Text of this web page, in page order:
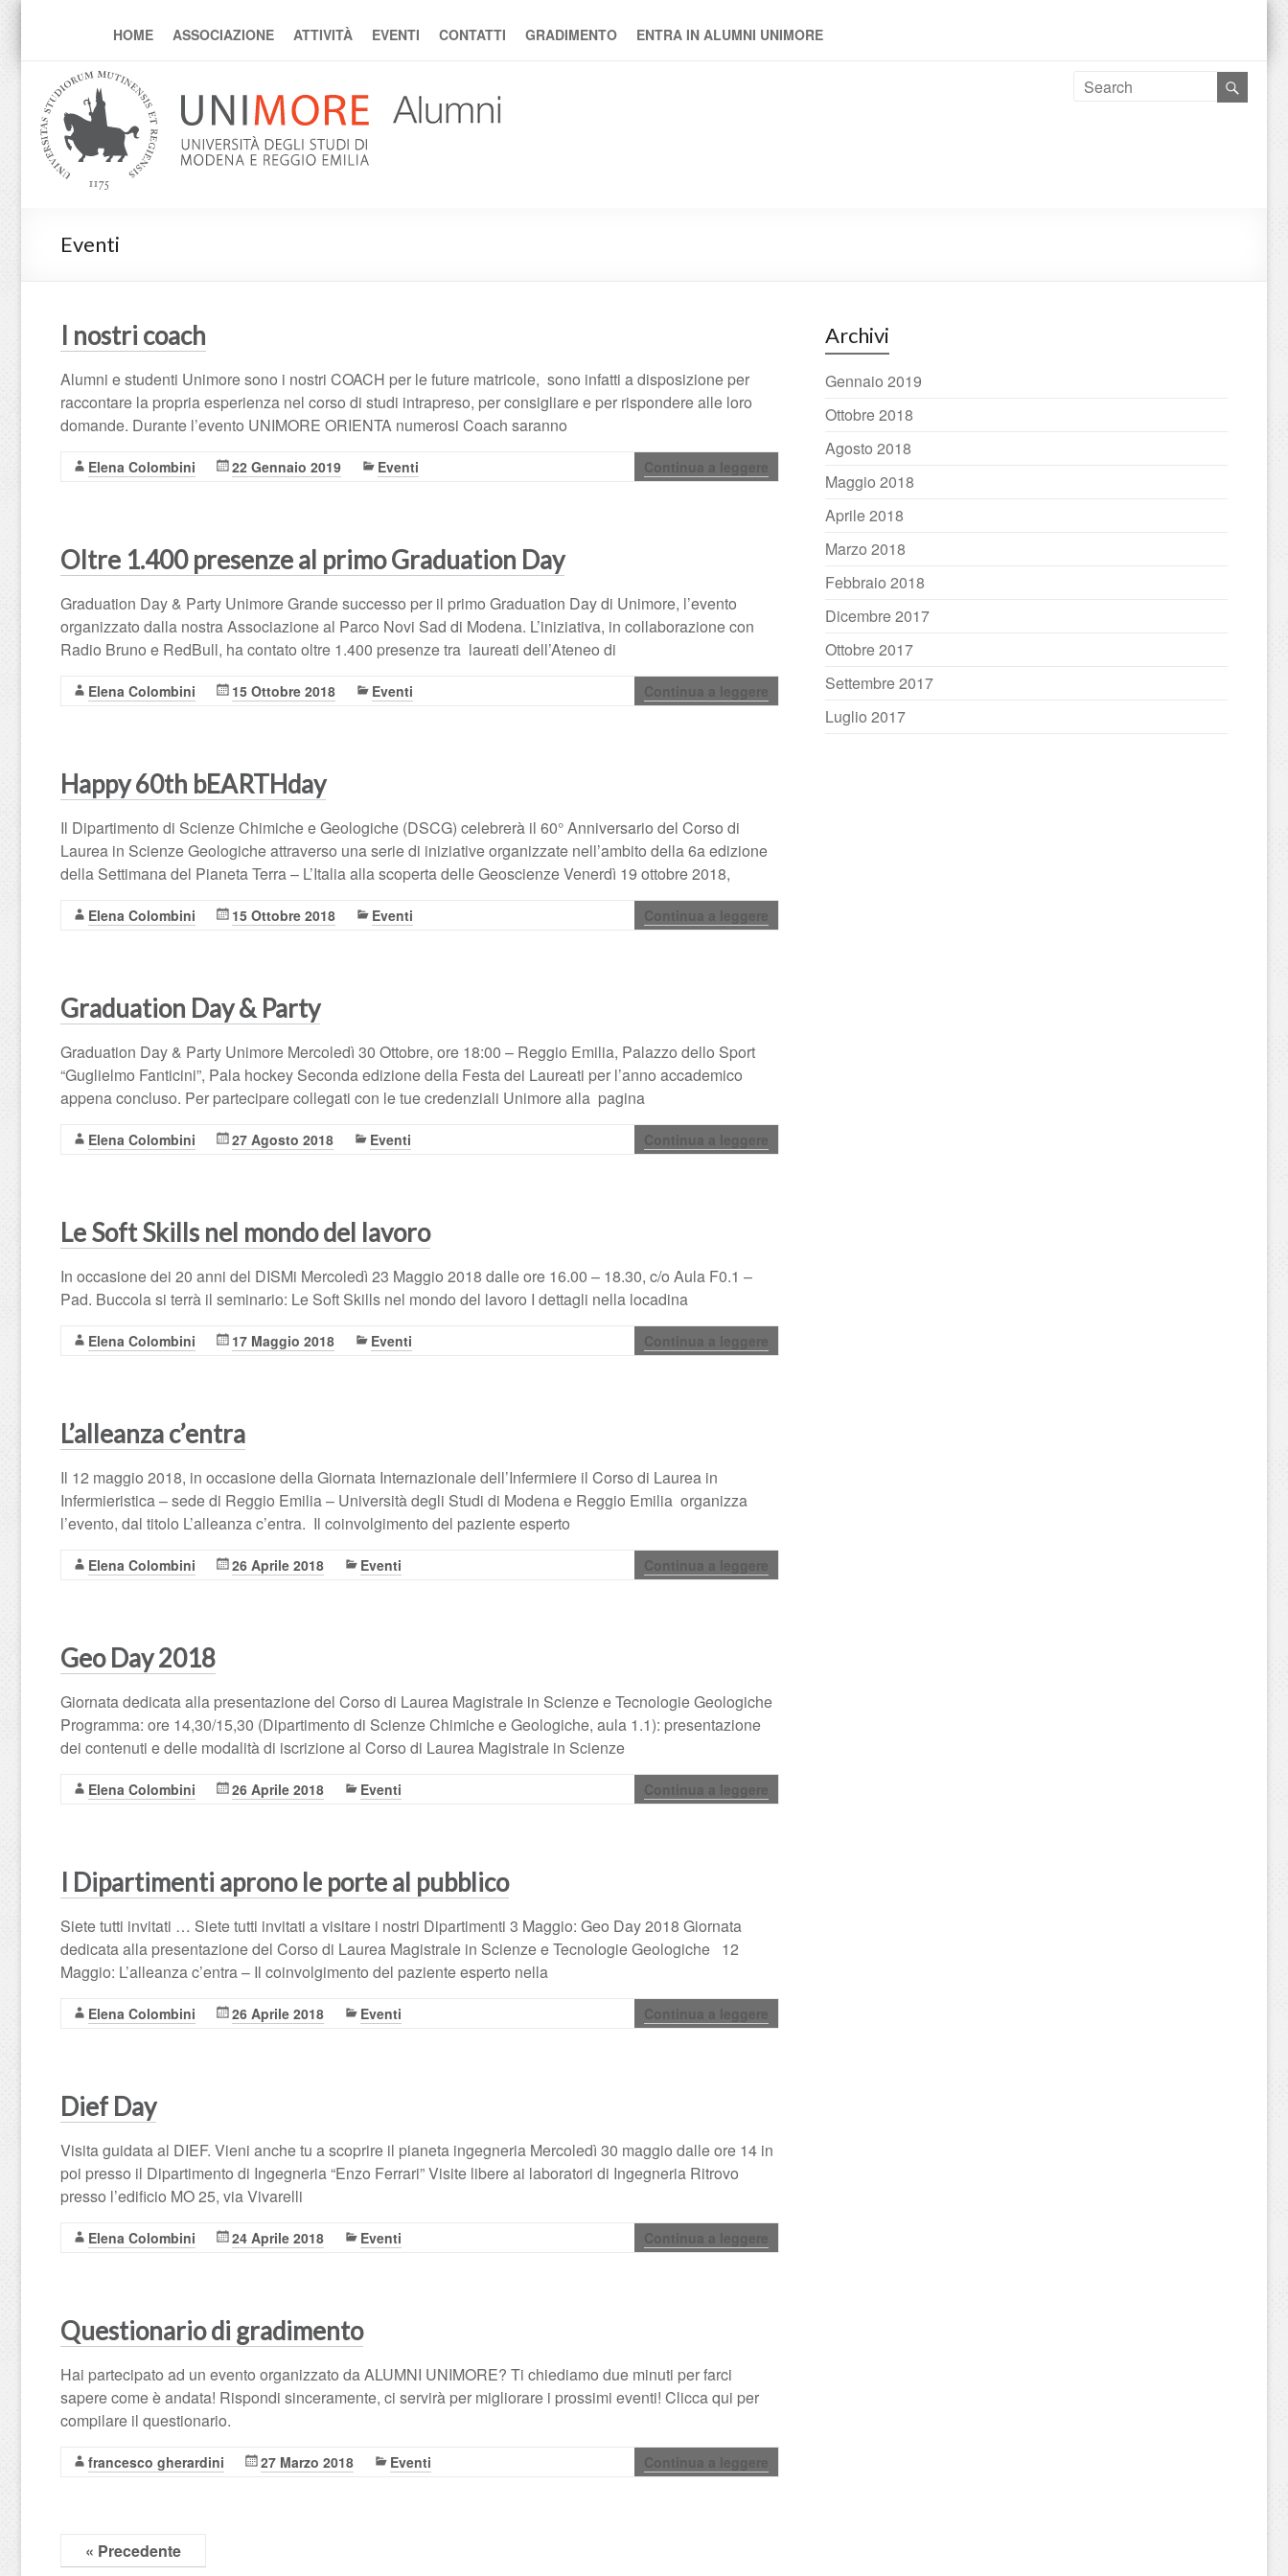
alumni
HOME ASSOCIAZIONE ATTIVITÀ EVENTI CONTATTI GRADIMENTO ENTRA IN ALUMNI UNIMORE
Eventi
I nostri coach
Alumni e studenti Unimore sono i nostri COACH per le future matricole, sono infatti a disposizione per
raccontare la propria esperienza nel corso di studi intrapreso, per consigliare e per rispondere alle loro
domande. Durante l’evento UNIMORE ORIENTA numerosi Coach saranno
Elena Colombini 22 Gennaio 2019 Eventi Continua a leggere
Oltre 1.400 presenze al primo Graduation Day
Graduation Day & Party Unimore Grande successo per il primo Graduation Day di Unimore, l’evento
organizzato dalla nostra Associazione al Parco Novi Sad di Modena. L’iniziativa, in collaborazione con
Radio Bruno e RedBull, ha contato oltre 1.400 presenze tra laureati dell’Ateneo di
Elena Colombini 15 Ottobre 2018 Eventi Continua a leggere
Happy 60th bEARTHday
Il Dipartimento di Scienze Chimiche e Geologiche (DSCG) celebrerà il 60° Anniversario del Corso di
Laurea in Scienze Geologiche attraverso una serie di iniziative organizzate nell’ambito della 6a edizione
della Settimana del Pianeta Terra – L’Italia alla scoperta delle Geoscienze Venerdì 19 ottobre 2018,
Elena Colombini 15 Ottobre 2018 Eventi Continua a leggere
Graduation Day & Party
Graduation Day & Party Unimore Mercoledì 30 Ottobre, ore 18:00 – Reggio Emilia, Palazzo dello Sport
“Guglielmo Fanticini”, Pala hockey Seconda edizione della Festa dei Laureati per l’anno accademico
appena concluso. Per partecipare collegati con le tue credenziali Unimore alla pagina
Elena Colombini 27 Agosto 2018 Eventi Continua a leggere
Le Soft Skills nel mondo del lavoro
In occasione dei 20 anni del DISMi Mercoledì 23 Maggio 2018 dalle ore 16.00 – 18.30, c/o Aula F0.1 –
Pad. Buccola si terrà il seminario: Le Soft Skills nel mondo del lavoro I dettagli nella locadina
Elena Colombini 17 Maggio 2018 Eventi Continua a leggere
L’alleanza c’entra
Il 12 maggio 2018, in occasione della Giornata Internazionale dell’Infermiere il Corso di Laurea in
Infermieristica – sede di Reggio Emilia – Università degli Studi di Modena e Reggio Emilia organizza
l’evento, dal titolo L’alleanza c’entra. Il coinvolgimento del paziente esperto
Elena Colombini 26 Aprile 2018 Eventi Continua a leggere
Geo Day 2018
Giornata dedicata alla presentazione del Corso di Laurea Magistrale in Scienze e Tecnologie Geologiche
Programma: ore 14,30/15,30 (Dipartimento di Scienze Chimiche e Geologiche, aula 1.1): presentazione
dei contenuti e delle modalità di iscrizione al Corso di Laurea Magistrale in Scienze
Elena Colombini 26 Aprile 2018 Eventi Continua a leggere
I Dipartimenti aprono le porte al pubblico
Siete tutti invitati … Siete tutti invitati a visitare i nostri Dipartimenti 3 Maggio: Geo Day 2018 Giornata
dedicata alla presentazione del Corso di Laurea Magistrale in Scienze e Tecnologie Geologiche 12
Maggio: L’alleanza c’entra – Il coinvolgimento del paziente esperto nella
Elena Colombini 26 Aprile 2018 Eventi Continua a leggere
Dief Day
Visita guidata al DIEF. Vieni anche tu a scoprire il pianeta ingegneria Mercoledì 30 maggio dalle ore 14 in
poi presso il Dipartimento di Ingegneria “Enzo Ferrari” Visite libere ai laboratori di Ingegneria Ritrovo
presso l’edificio MO 25, via Vivarelli
Elena Colombini 24 Aprile 2018 Eventi Continua a leggere
Questionario di gradimento
Hai partecipato ad un evento organizzato da ALUMNI UNIMORE? Ti chiediamo due minuti per farci
sapere come è andata! Rispondi sinceramente, ci servirà per migliorare i prossimi eventi! Clicca qui per
compilare il questionario.
francesco gherardini 27 Marzo 2018 Eventi Continua a leggere
« Precedente
Archivi
Gennaio 2019
Ottobre 2018
Agosto 2018
Maggio 2018
Aprile 2018
Marzo 2018
Febbraio 2018
Dicembre 2017
Ottobre 2017
Settembre 2017
Luglio 2017